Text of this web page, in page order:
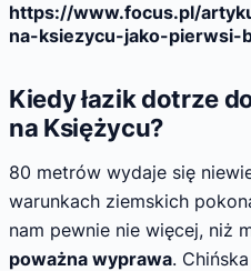
https://www.focus.pl/
na-ksiezycu-jako-pierwsi-
Kiedy łazik dotrze
na Księżycu?
80 metrów wydaje się
warunkach ziemskich
nam pewnie nie więcej, niż
poważna wyprawa.